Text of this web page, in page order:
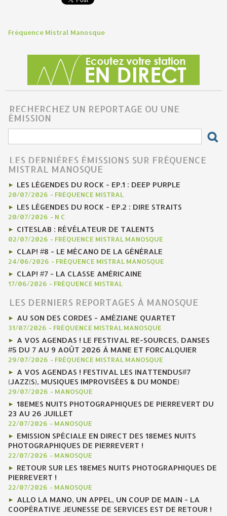
Fréquence Mistral Manosque
RECHERCHEZ UN REPORTAGE OU UNE
ÉMISSION
LES DERNIÈRES ÉMISSIONS SUR FRÉQUENCE
MISTRAL MANOSQUE
LES LÉGENDES DU ROCK - EP.1 : DEEP PURPLE
20/07/2026 - FRÉQUENCE MISTRAL
LES LÉGENDES DU ROCK - EP.2 : DIRE STRAITS
20/07/2026 - N C
CITESLAB : RÉVÉLATEUR DE TALENTS
02/07/2026 - FRÉQUENCE MISTRAL MANOSQUE
CLAP! #8 - LE MÉCANO DE LA GÉNÉRALE
24/06/2026 - FRÉQUENCE MISTRAL MANOSQUE
CLAP! #7 - LA CLASSE AMÉRICAINE
17/06/2026 - FRÉQUENCE MISTRAL
LES DERNIERS REPORTAGES À MANOSQUE
AU SON DES CORDES - AMÉZIANE QUARTET
31/07/2026 - FRÉQUENCE MISTRAL MANOSQUE
A VOS AGENDAS ! LE FESTIVAL RE-SOURCES, DANSES
#5 DU 7 AU 9 AOÛT 2026 À MANE ET FORCALQUIER
29/07/2026 - FRÉQUENCE MISTRAL MANOSQUE
A VOS AGENDAS ! FESTIVAL LES INATTENDUS#7
(JAZZ(S), MUSIQUES IMPROVISÉES & DU MONDE)
29/07/2026 - MANOSQUE
18EMES NUITS PHOTOGRAPHIQUES DE PIERREVERT DU
23 AU 26 JUILLET
22/07/2026 - MANOSQUE
EMISSION SPÉCIALE EN DIRECT DES 18EMES NUITS
PHOTOGRAPHIQUES DE PIERREVERT !
22/07/2026 - MANOSQUE
RETOUR SUR LES 18EMES NUITS PHOTOGRAPHIQUES DE
PIERREVERT !
22/07/2026 - MANOSQUE
ALLO LA MANO, UN APPEL, UN COUP DE MAIN - LA
COOPÉRATIVE JEUNESSE DE SERVICES EST DE RETOUR !